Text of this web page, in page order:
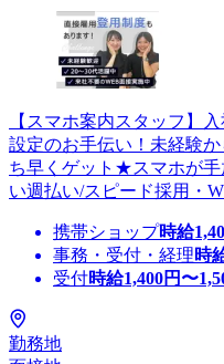
【スマホ案内スタッフ】
設定のお手伝い！未経験
ち早くゲット★スマホが手
い週払い/スピード採用・
携帯ショップ時給
事務・受付・経理時
受付時給1,400円〜
勤務地